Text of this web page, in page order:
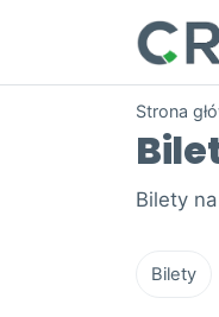
Strona
Bilety
Bilety